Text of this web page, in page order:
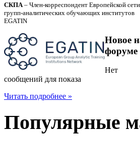
СКПА – Член-корреспондент Европейской сети
групп-аналитических обучающих институтов
EGATIN
Новое
форуме
Нет
сообщений для показа
Читать подробнее »
Популярные